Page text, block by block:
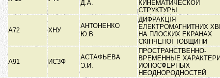
Д.А.
КИНЕМАТИЧЕСКОЙ
СТРУКТУРЫ
А72 ХНУ
АНТОНЕНКО
Ю.В.
ДИФРАКЦІЯ
ЕЛЕКТРОМАГНИТНИХ
НА ПЛОСКИХ ЕКРАНАХ
СКІНЧЕНОЇ ТОВЩИНИ
А91 ИСЗФ
АСТАФЬЕВА
Э.И.
ПРОСТРАНСТВЕННО-
ВРЕМЕННЫЕ
ИОНОСФЕРНЫХ
НЕОДНОРОДНОСТЕЙ